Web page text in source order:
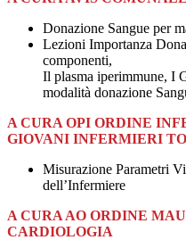
Donazione Sangue per
Lezioni Importanza
componenti,
Il plasma iperimmune, I
modalità donazione
A CURA OPI ORDINE
GIOVANI INFERMIERI
Misurazione Parametri
dell’Infermiere
A CURA AO ORDINE
CARDIOLOGIA